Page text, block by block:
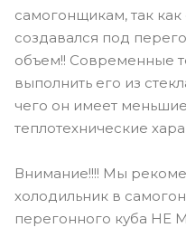
самогонщикам, так
создавался под
объем!! Современные
выполнить его из
чего он имеет
теплотехнические
Внимание!!!! Мы
холодильник в
перегонного куба НЕ